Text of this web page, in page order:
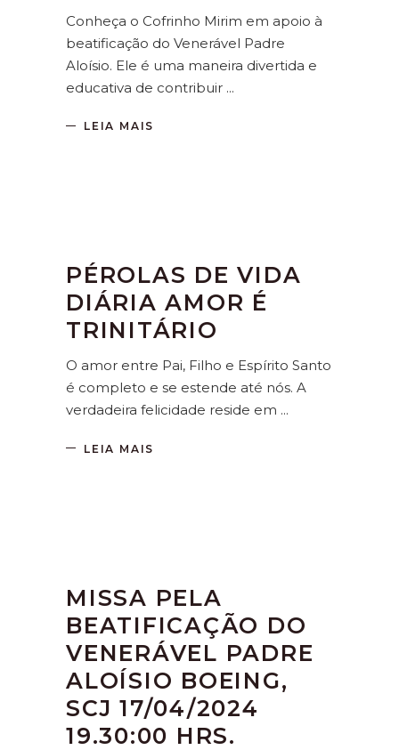
Conheça o Cofrinho Mirim em apoio à
beatificação do Venerável Padre
Aloísio. Ele é uma maneira divertida e
educativa de contribuir
LEIA MAIS
PÉROLAS DE VIDA
DIÁRIA AMOR É
TRINITÁRIO
O amor entre Pai, Filho e Espírito Santo
é completo e se estende até nós. A
verdadeira felicidade reside em
LEIA MAIS
MISSA PELA
BEATIFICAÇÃO DO
VENERÁVEL PADRE
ALOÍSIO BOEING,
SCJ 17/04/2024
19.30:00 HRS.